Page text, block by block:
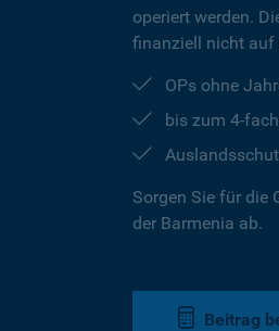
operiert werden.
finanziell nicht auf
OPs ohne
bis zum 4-
Sorgen Sie für die
der Barmenia ab.
Beitrag